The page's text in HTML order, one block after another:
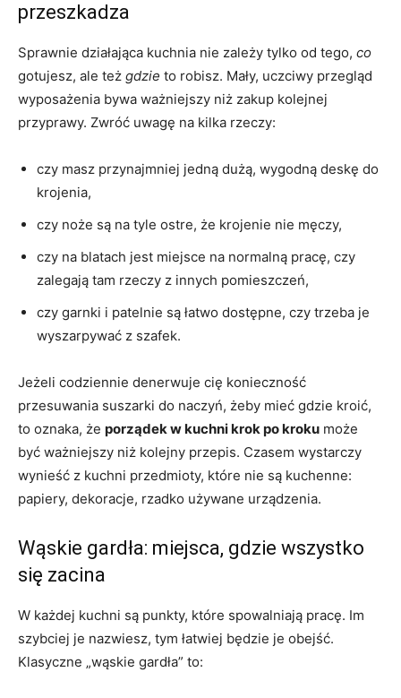
przeszkadza
Sprawnie działająca kuchnia nie zależy tylko od tego, co
gotujesz, ale też gdzie to robisz. Mały, uczciwy przegląd
wyposażenia bywa ważniejszy niż zakup kolejnej
przyprawy. Zwróć uwagę na kilka rzeczy:
czy masz przynajmniej jedną dużą, wygodną deskę do
krojenia,
czy noże są na tyle ostre, że krojenie nie męczy,
czy na blatach jest miejsce na normalną pracę, czy
zalegają tam rzeczy z innych pomieszczeń,
czy garnki i patelnie są łatwo dostępne, czy trzeba je
wyszarpywać z szafek.
Jeżeli codziennie denerwuje cię konieczność
przesuwania suszarki do naczyń, żeby mieć gdzie kroić,
to oznaka, że porządek w kuchni krok po kroku może
być ważniejszy niż kolejny przepis. Czasem wystarczy
wynieść z kuchni przedmioty, które nie są kuchenne:
papiery, dekoracje, rzadko używane urządzenia.
Wąskie gardła: miejsca, gdzie wszystko
się zacina
W każdej kuchni są punkty, które spowalniają pracę. Im
szybciej je nazwiesz, tym łatwiej będzie je obejść.
Klasyczne „wąskie gardła” to: